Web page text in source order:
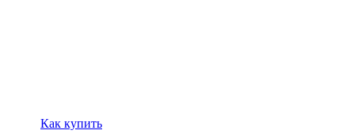
Как купить